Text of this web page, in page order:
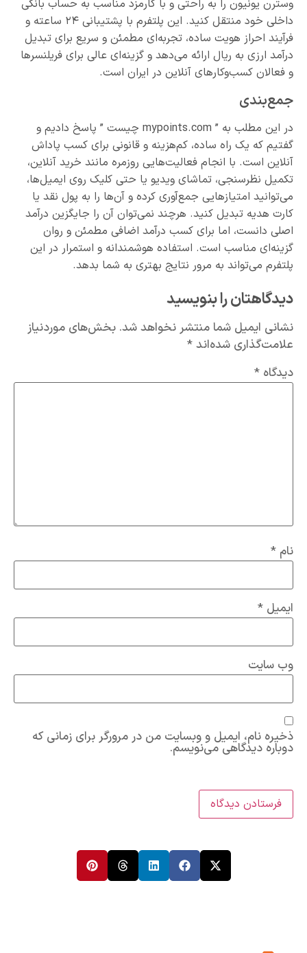
وسترن یونیون را به راحتی و با کارمزد مناسب به حساب بانکی
داخلی خود منتقل کنید. این پلتفرم با پشتیبانی ۲۴ ساعته و
فرآیند احراز هویت ساده، تجربه‌ای مطمئن و سریع برای تبدیل
درآمد ارزی به ریال ارائه می‌دهد و گزینه‌ای عالی برای فریلنسرها
و فعالان کسب‌وکارهای آنلاین در ایران است.
جمع‌بندی
در این مطلب به ” mypoints.com چیست ” پاسخ دادیم و
گفتیم که یک راه ساده، کم‌هزینه و قانونی برای کسب پاداش
آنلاین است. با انجام فعالیت‌هایی روزمره مانند خرید آنلاین،
تکمیل نظرسنجی، تماشای ویدیو یا حتی کلیک روی ایمیل‌ها،
می‌توانید امتیازهایی جمع‌آوری کرده و آن‌ها را به پول نقد یا
کارت هدیه تبدیل کنید. هرچند نمی‌توان آن را جایگزین درآمد
اصلی دانست، اما برای کسب درآمد اضافی مطمئن و روان
گزینه‌ای مناسب است. استفاده هوشمندانه و استمرار در این
پلتفرم می‌تواند به مرور نتایج بهتری به شما بدهد.
دیدگاهتان را بنویسید
نشانی ایمیل شما منتشر نخواهد شد. بخش‌های موردنیاز
علامت‌گذاری شده‌اند*
دیدگاه *
نام *
ایمیل *
وب‌ سایت
ذخیره نام، ایمیل و وبسایت من در مرورگر برای زمانی که
دوباره دیدگاهی می‌نویسم.